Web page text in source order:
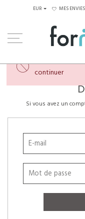
EUR MES ENVIES
Veuillez créer
continuer
Si vous avez un